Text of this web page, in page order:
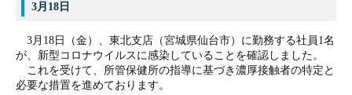
3月18日
3月18日（金）、東北支店（宮城県仙台市）に勤務する社員1名
が、新型コロナウイルスに感染していることを確認しました。
これを受けて、所管保健所の指導に基づき濃厚接触者の特定と
必要な措置を進めております。
バイオガスプラント
事業所一覧 コーポレート・ガバナンス
サステナビリティ
株式情報 電子公告
免責事項
事業概要 教育プログラム
お問い合わせ